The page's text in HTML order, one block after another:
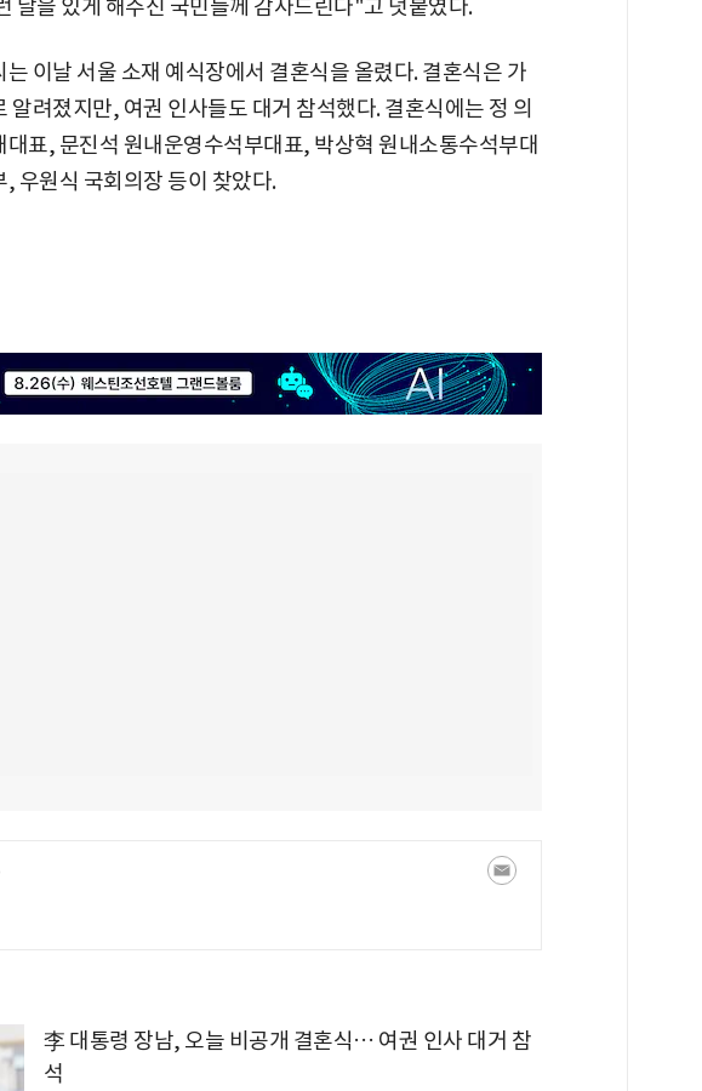
날을 있게 해주신 국민들께 감사드린다"고 덧붙였다.
이날 서울 소재 예식장에서 결혼식을 올렸다. 결혼식은 가
알려졌지만, 여권 인사들도 대거 참석했다. 결혼식에는 정 의
표, 문진석 원내운영수석부대표, 박상혁 원내소통수석부대
우원식 국회의장 등이 찾았다.
李 대통령 장남, 오늘 비공개 결혼식… 여권 인사 대거 참
석